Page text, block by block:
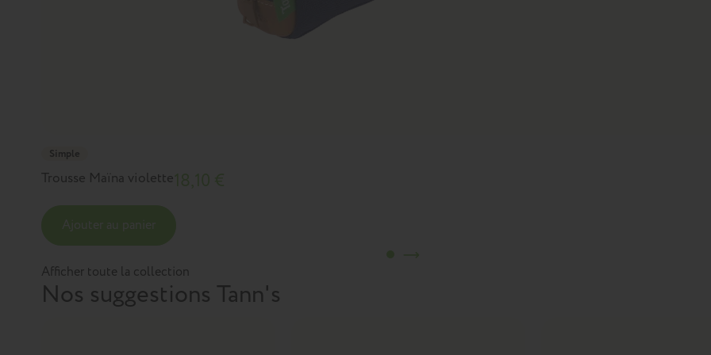
Simple
Trousse Maïna violette
Afficher toute la collection
Nos suggestions Tann's